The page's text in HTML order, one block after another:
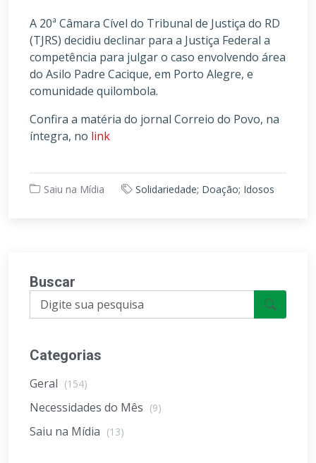
A 20ª Câmara Cível do Tribunal de Justiça do RD
(TJRS) decidiu declinar para a Justiça Federal a
competência para julgar o caso envolvendo área
do Asilo Padre Cacique, em Porto Alegre, e
comunidade quilombola.
Confira a matéria do jornal Correio do Povo, na
íntegra, no link
Saiu na Mídia Solidariedade; Doação; Idosos
Buscar
Categorias
Geral (154)
Necessidades do Mês (9)
Saiu na Mídia (13)